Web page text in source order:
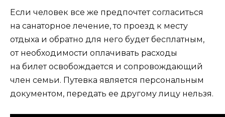
Если человек все же предпочтет согласиться
на санаторное лечение, то проезд к месту
отдыха и обратно для него будет бесплатным,
от необходимости оплачивать расходы
на билет освобождается и сопровождающий
член семьи. Путевка является персональным
документом, передать ее другому лицу нельзя.